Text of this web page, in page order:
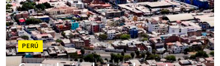
PERÚ